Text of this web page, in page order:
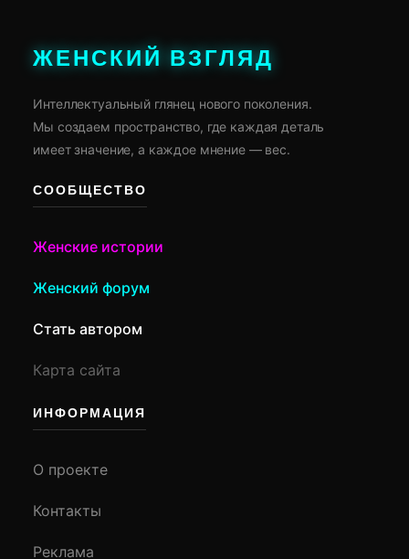
ЖЕНСКИЙ ВЗГЛЯД
Интеллектуальный глянец нового поколения.
Мы создаем пространство, где каждая деталь
имеет значение, а каждое мнение — вес.
СООБЩЕСТВО
Женские истории
Женский форум
Стать автором
Карта сайта
ИНФОРМАЦИЯ
О проекте
Контакты
Реклама